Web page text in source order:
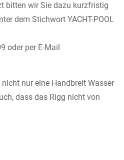
bitten wir Sie dazu kurzfristig
dem Stichwort YACHT-POOL
oder per E-Mail
nur eine Handbreit Wasser
dass das Rigg nicht von